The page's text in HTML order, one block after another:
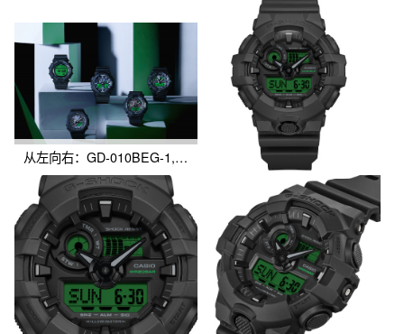
从左向右：GD-010BEG-1, GA-B2100BEG-1A, GA-100BEG-1A, GA-B010BEG-1A, GA-700BEG-1A